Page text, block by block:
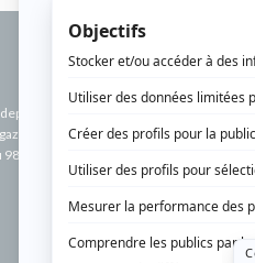
2001, Richard Therrien carbure à
TV Hebdo de 1996 à 2001. Sa